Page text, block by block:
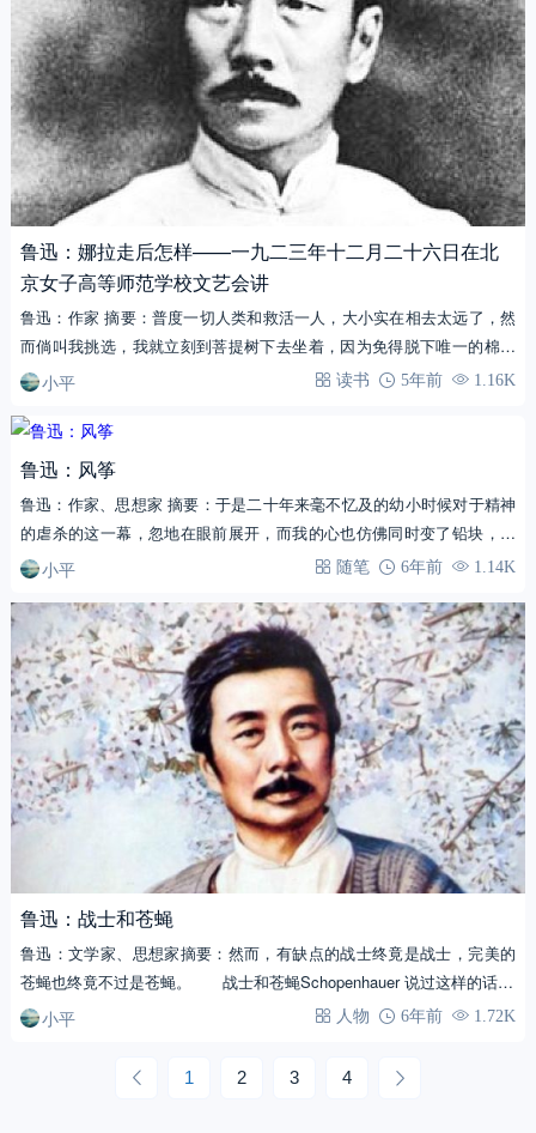
鲁迅：娜拉走后怎样——一九二三年十二月二十六日在北
京女子高等师范学校文艺会讲
鲁迅：作家 摘要：普度一切人类和救活一人，大小实在相去太远了，然
而倘叫我挑选，我就立刻到菩提树下去坐着，因为免得脱下唯一的棉袄
来冻杀自己。…
小平 读书 5年前 1.16K
鲁迅：风筝
鲁迅：作家、思想家 摘要：于是二十年来毫不忆及的幼小时候对于精神
的虐杀的这一幕，忽地在眼前展开，而我的心也仿佛同时变了铅块，很
重很重地坠下…
小平 随笔 6年前 1.14K
鲁迅：战士和苍蝇
鲁迅：文学家、思想家摘要：然而，有缺点的战士终竟是战士，完美的
苍蝇也终竟不过是苍蝇。 战士和苍蝇Schopenhauer 说过这样的话…
小平 人物 6年前 1.72K
1 2 3 4